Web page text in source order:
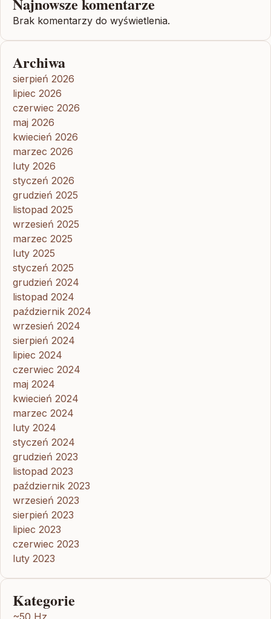
Brak komentarzy do wyświetlenia.
Archiwa
sierpień 2026
lipiec 2026
czerwiec 2026
maj 2026
kwiecień 2026
marzec 2026
luty 2026
styczeń 2026
grudzień 2025
listopad 2025
wrzesień 2025
marzec 2025
luty 2025
styczeń 2025
grudzień 2024
listopad 2024
październik 2024
wrzesień 2024
sierpień 2024
lipiec 2024
czerwiec 2024
maj 2024
kwiecień 2024
marzec 2024
luty 2024
styczeń 2024
grudzień 2023
listopad 2023
październik 2023
wrzesień 2023
sierpień 2023
lipiec 2023
czerwiec 2023
luty 2023
Kategorie
~50 Hz